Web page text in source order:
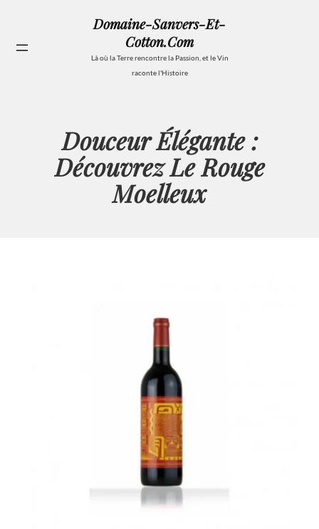
contenu
Domaine-Sanvers-Et-
Cotton.com
Là où la Terre rencontre la Passion, et le Vin
raconte l'Histoire
Douceur Élégante :
Découvrez Le Rouge
Moelleux